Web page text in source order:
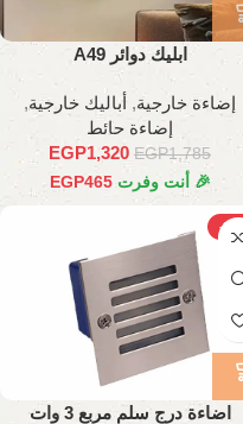
ابليك دوائر A49
إضاءة خارجية, أباليك خارجية,
إضاءة حائط
EGP1,785
EGP1,320
🎉 أنت وفرت EGP465
-21%
اضاءة درج سلم مربع 3 وات